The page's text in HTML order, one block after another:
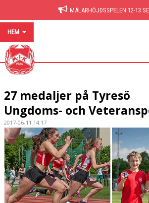
MÄLARHÖJDSSPELEN 12-13
HEM
HEM
NYHETER
BILDGALLERI
DOKUMENT
HITTA PÅ SIDAN
27 medaljer på Tyresö
Ungdoms- och
2017-06-11 14:17